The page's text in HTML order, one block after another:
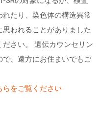
たり、染色体の構造異常
われることがありました
さい。 遺伝カウンセリン
、遠方にお住まいでもご
をご覧ください